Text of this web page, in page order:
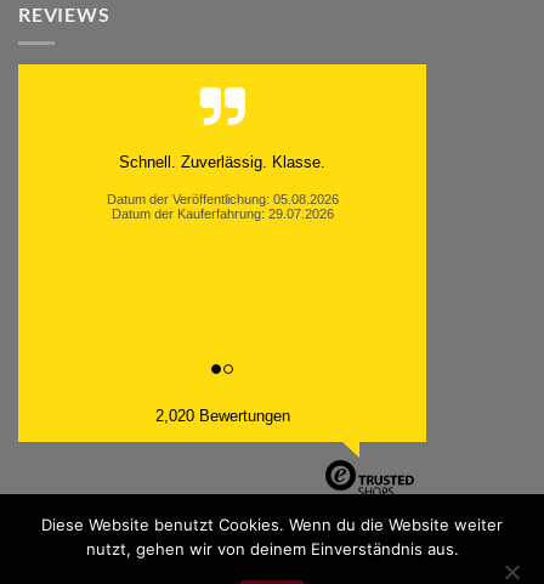
REVIEWS
Moinsen, hat alles super geklappt. Danke ans
Datum der Veröffentlichung: 05.08.2026
2,020 Bewertungen
Diese Website benutzt Cookies. Wenn du die Website weiter
nutzt, gehen wir von deinem Einverständnis aus.